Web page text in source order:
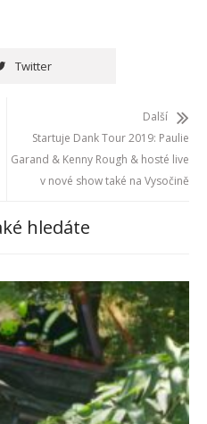
Twitter
Další
Startuje Dank Tour 2019: Paulie
Garand & Kenny Rough & hosté live
v nové show také na Vysočině
hledáte